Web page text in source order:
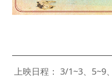
上映日程： 3/1~3、5~9